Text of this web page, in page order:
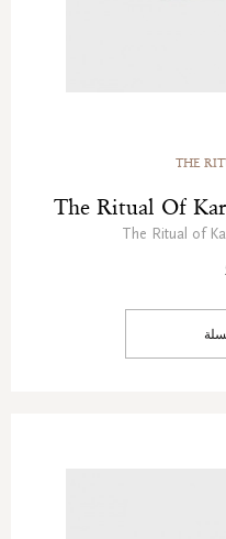
THE
The Ritual Of
The Ritual of